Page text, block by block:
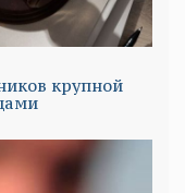
крупной